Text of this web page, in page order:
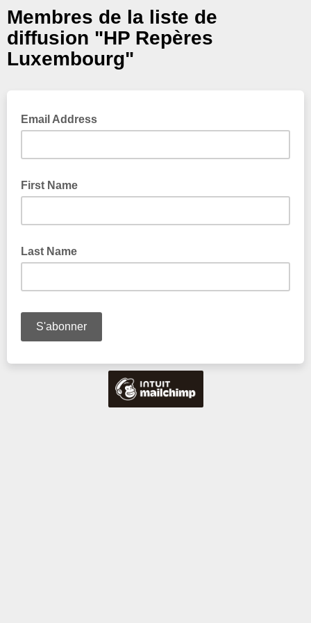
Membres de la liste de
diffusion "HP Repères
Luxembourg"
Email Address
First Name
Last Name